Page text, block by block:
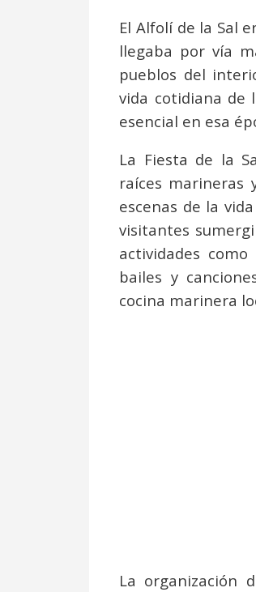
El Alfolí de la Sal
llegaba por vía
pueblos del
vida cotidiana de
esencial en esa
La Fiesta de la
raíces marineras
escenas de la
visitantes
actividades
bailes y
cocina marinera
La organización